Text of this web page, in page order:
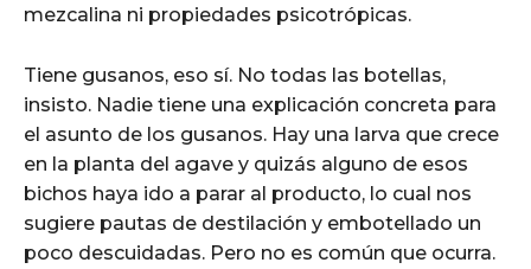
mezcalina ni propiedades psicotrópicas.
Tiene gusanos, eso sí. No todas las botellas,
insisto. Nadie tiene una explicación concreta para
el asunto de los gusanos. Hay una larva que crece
en la planta del agave y quizás alguno de esos
bichos haya ido a parar al producto, lo cual nos
sugiere pautas de destilación y embotellado un
poco descuidadas. Pero no es común que ocurra.